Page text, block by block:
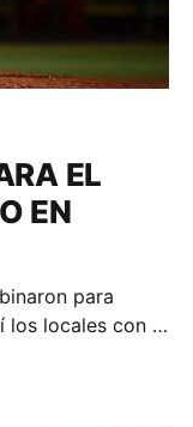
EL
EN
para
los locales con el
astado